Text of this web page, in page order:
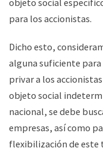
para los accionistas.
Dicho esto,
alguna suficiente
privar a los
objeto social
nacional, se debe
empresas, así como
flexibilización de este